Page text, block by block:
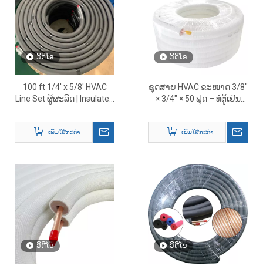
ວິດີໂອ
100 ft 1/4' x 5/8' HVAC
Line Set ຜູ້ຜະລິດ | Insulated
ເພີ່ມໃສ່ກະຕ່າ
ວິດີໂອ
ຊຸດສາຍ HVAC ຂະໜາດ 3/8″
× 3/4″ × 50 ຟຸດ – ທໍ່ຕູ້ເຢັນ
ເພີ່ມໃສ່ກະຕ່າ
ວິດີໂອ ວິດີໂອ